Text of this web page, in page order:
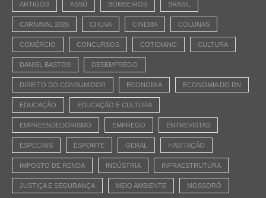
ARTIGOS ASSÚ BOMBEIROS BRASIL
CARNAVAL 2026 CHUVA CINEMA COLUNAS
COMÉRCIO CONCURSOS COTIDIANO CULTURA
DANIEL BASTOS DESEMPREGO
DIREITO DO CONSUMIDOR ECONOMIA ECONOMIA DO RN
EDUCAÇÃO EDUCAÇÃO E CULTURA
EMPREENDEDORISMO EMPREGO ENTREVISTAS
ESPECIAIS ESPORTE GERAL HABITAÇÃO
IMPOSTO DE RENDA INDÚSTRIA INFRAESTRUTURA
JUSTIÇA E SEGURANÇA MEIO AMBIENTE MOSSORÓ